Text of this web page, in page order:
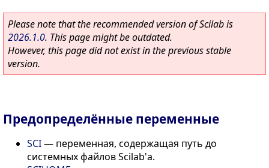
Please note that the recommended version of Scilab is
2026.1.0. This page might be outdated.
However, this page did not exist in the previous stable
version.
Предопределённые переменные
SCI— переменная, содержащая путь до
системных файлов Scilab'а.